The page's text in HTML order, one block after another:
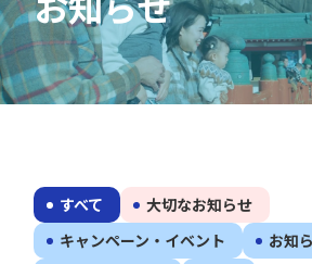
すべて
大切なお知らせ
キャンペーン・イベント
お知